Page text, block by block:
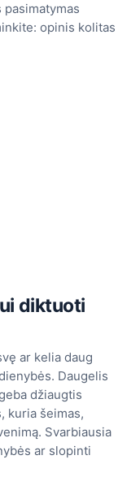
opinis kolitas
diktuoti
ar kelia daug
Daugelis
džiaugtis
kuria šeimas,
Svarbiausia
ar slopinti